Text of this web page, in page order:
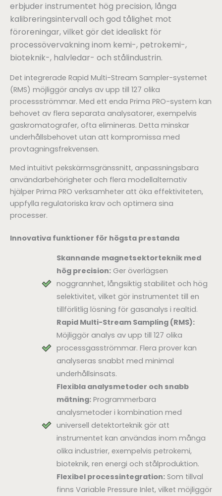
erbjuder instrumentet hög precision, långa
kalibreringsintervall och god tålighet mot
föroreningar, vilket gör det idealiskt för
processövervakning inom kemi-, petrokemi-,
bioteknik-, halvledar- och stålindustrin.
Det integrerade Rapid Multi-Stream Sampler-systemet
(RMS) möjliggör analys av upp till 127 olika
processströmmar. Med ett enda Prima PRO-system kan
behovet av flera separata analysatorer, exempelvis
gaskromatografer, ofta elimineras. Detta minskar
underhållsbehovet utan att kompromissa med
provtagningsfrekvensen.
Med intuitivt pekskärmsgränssnitt, anpassningsbara
användarbehörigheter och flera modellalternativ
hjälper Prima PRO verksamheter att öka effektiviteten,
uppfylla regulatoriska krav och optimera sina
processer.
Innovativa funktioner för högsta prestanda
Skannande magnetsektorteknik med
hög precision:Ger överlägsen
noggrannhet, långsiktig stabilitet och hög
selektivitet, vilket gör instrumentet till en
tillförlitlig lösning för gasanalys i realtid.
Rapid Multi-Stream Sampling (RMS):
Möjliggör analys av upp till 127 olika
processgasströmmar. Flera prover kan
analyseras snabbt med minimal
underhållsinsats.
Flexibla analysmetoder och snabb
mätning:Programmerbara
analysmetoder i kombination med
universell detektorteknik gör att
instrumentet kan användas inom många
olika industrier, exempelvis petrokemi,
bioteknik, ren energi och stålproduktion.
Flexibel processintegration:Som tillval
finns Variable Pressure Inlet, vilket möjliggör